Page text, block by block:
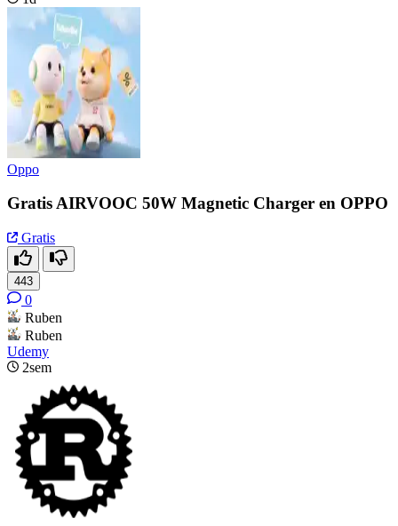
Oppo
Gratis AIRVOOC 50W Magnetic Charger en OPPO
Gratis
443
0
Ruben
Ruben
Udemy
2sem